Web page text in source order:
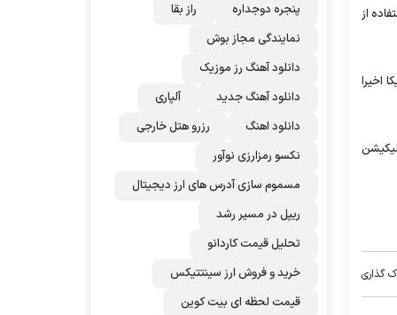
از
اخیرا
گذاری
پنجره دوجداره
راز بقا
نمایندگی مجاز بوش
دانلود آهنگ رز‌ موزیک
دانلود آهنگ جدید
آلپاری
دانلود اهنگ
رزرو هتل خارجی
نکسو رمزارزی نوآور
مسموم سازی آدرس های ارز دیجیتال
ریپل در مسیر رشد
تحلیل قیمت کاردانو
خرید و فروش ارز سینتتیکس
قیمت لحظه ای بیت کوین